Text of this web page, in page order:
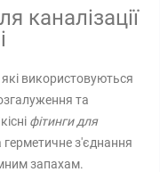
каналізації
які використовуються
та
фітинги для
з'єднання
запахам.